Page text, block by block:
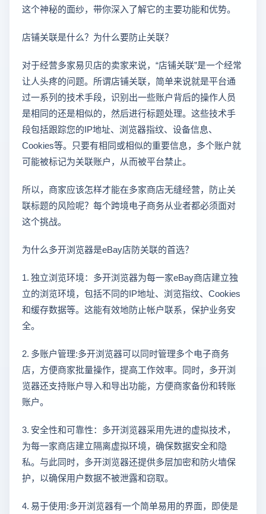
这个神秘的面纱，带你深入了解它的主要功能和优势。
店铺关联是什么？为什么要防止关联？
对于经营多家易贝店的卖家来说，“店铺关联”是一个经常
让人头疼的问题。所谓店铺关联，简单来说就是平台通
过一系列的技术手段，识别出一些账户背后的操作人员
是相同的还是相似的，然后进行标题处理。这些技术手
段包括跟踪您的IP地址、浏览器指纹、设备信息、
Cookies等。只要有相同或相似的重要信息，多个账户就
可能被标记为关联账户，从而被平台禁止。
所以，商家应该怎样才能在多家商店无缝经营，防止关
联标题的风险呢？每个跨境电子商务从业者都必须面对
这个挑战。
为什么多开浏览器是eBay店防关联的首选？
1. 独立浏览环境：多开浏览器为每一家eBay商店建立独
立的浏览环境，包括不同的IP地址、浏览指纹、Cookies
和缓存数据等。这能有效地防止帐户联系，保护业务安
全。
2. 多账户管理:多开浏览器可以同时管理多个电子商务
店，方便商家批量操作，提高工作效率。同时，多开浏
览器还支持账户导入和导出功能，方便商家备份和转账
账户。
3. 安全性和可靠性：多开浏览器采用先进的虚拟技术，
为每一家商店建立隔离虚拟环境，确保数据安全和隐
私。与此同时，多开浏览器还提供多层加密和防火墙保
护，以确保用户数据不被泄露和窃取。
4. 易于使用:多开浏览器有一个简单易用的界面，即使是